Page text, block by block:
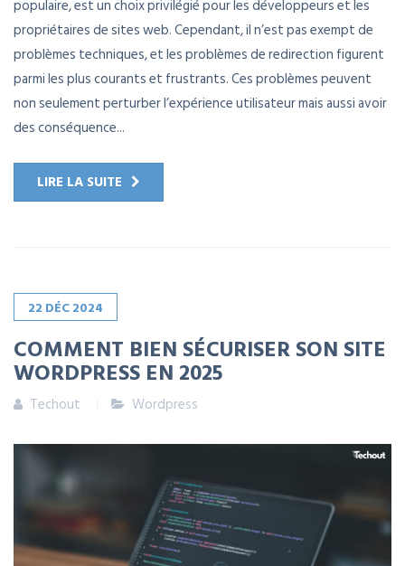
populaire, est un choix privilégié pour les développeurs et les
propriétaires de sites web. Cependant, il n’est pas exempt de
problèmes techniques, et les problèmes de redirection figurent
parmi les plus courants et frustrants. Ces problèmes peuvent
non seulement perturber l’expérience utilisateur mais aussi avoir
des conséquence...
LIRE LA SUITE
22 DÉC2024
COMMENT BIEN SÉCURISER SON SITE
WORDPRESS EN 2025
Techout Wordpress